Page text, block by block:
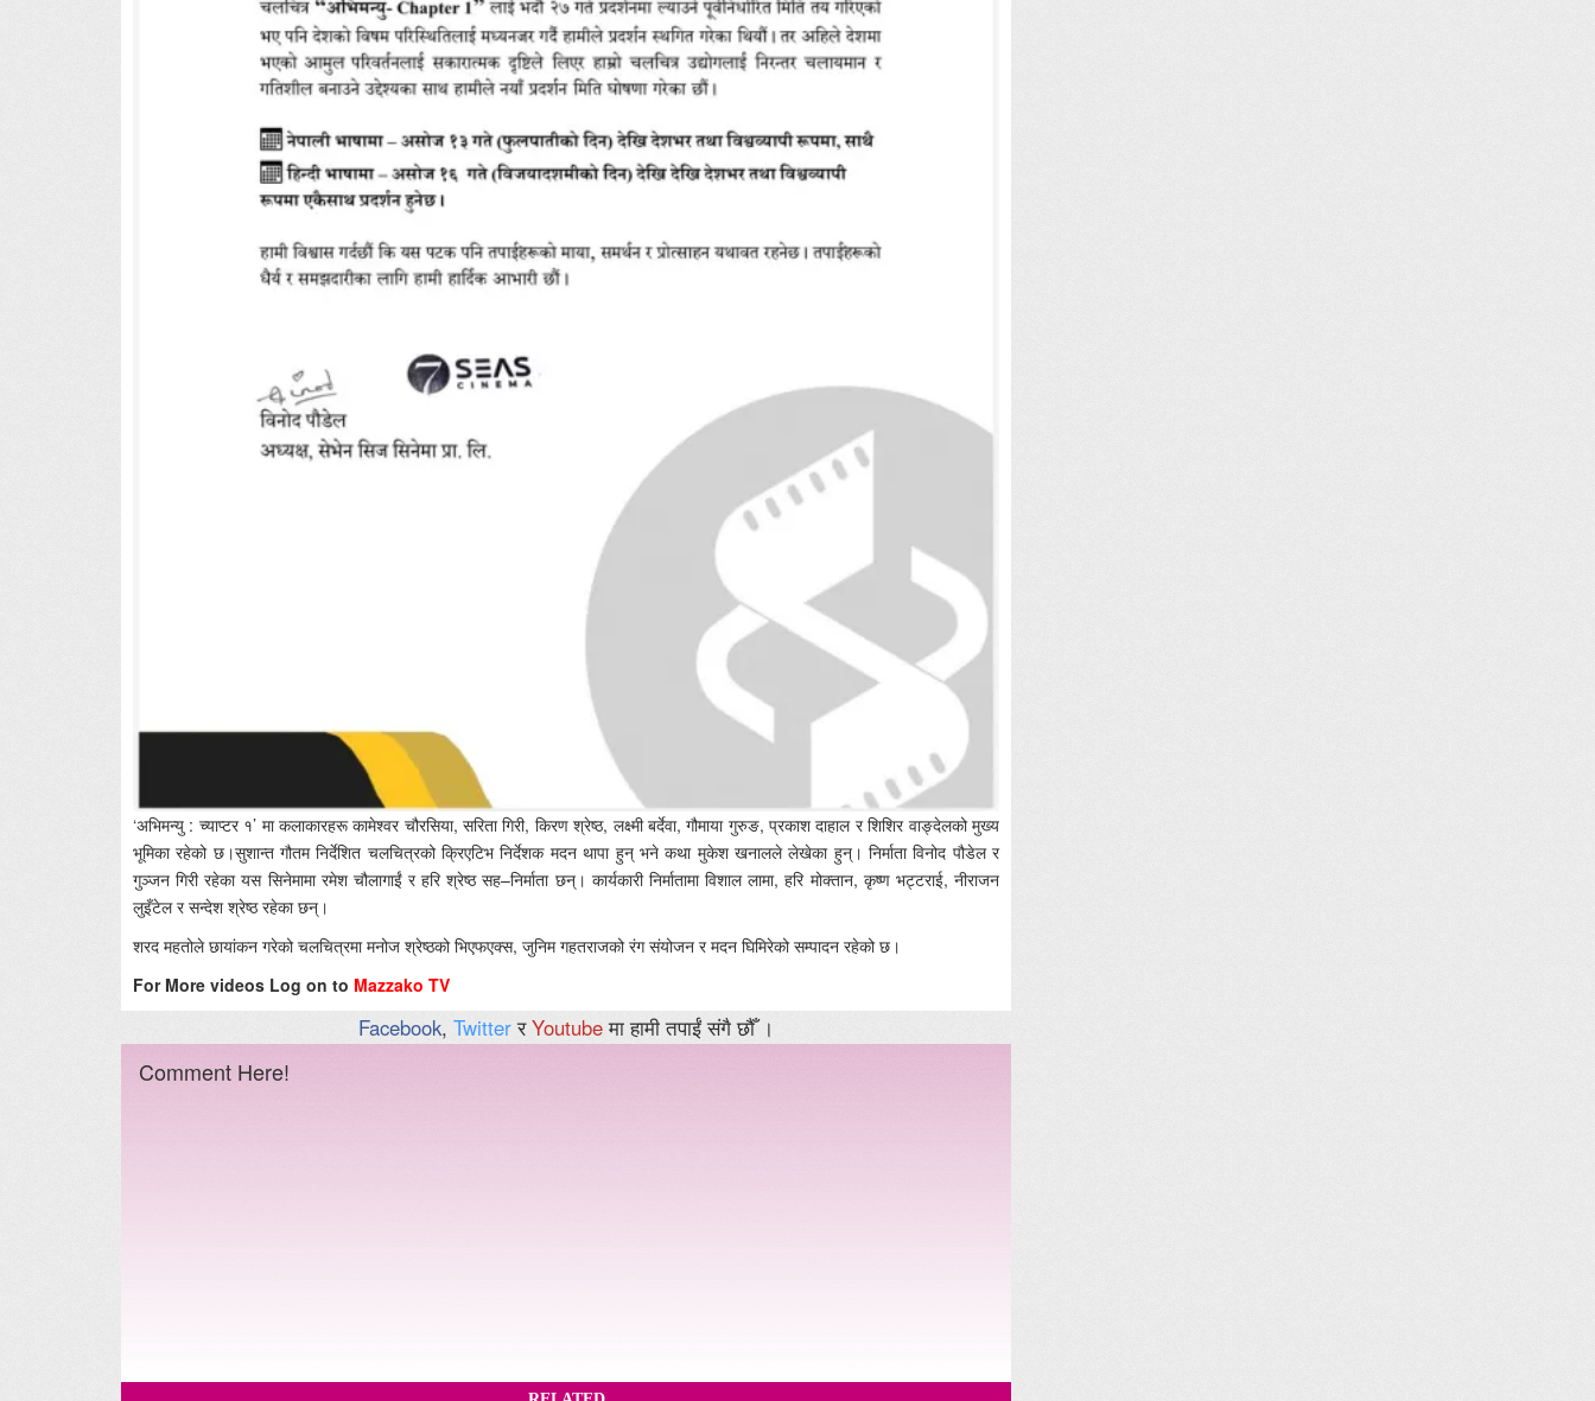
‘अभिमन्यु : च्याप्टर १’ मा कलाकारहरू कामेश्वर चौरसिया, सरिता गिरी, किरण श्रेष्ठ, लक्ष्मी बर्देवा, गौमाया गुरुङ, प्रकाश दाहाल र शिशिर वाङ्देलको मुख्य
भूमिका रहेको छ।सुशान्त गौतम निर्देशित चलचित्रको क्रिएटिभ निर्देशक मदन थापा हुन् भने कथा मुकेश खनालले लेखेका हुन्। निर्माता विनोद पौडेल र
गुञ्जन गिरी रहेका यस सिनेमामा रमेश चौलागाईं र हरि श्रेष्ठ सह–निर्माता छन्। कार्यकारी निर्मातामा विशाल लामा, हरि मोक्तान, कृष्ण भट्टराई, नीराजन
लुइँटेल र सन्देश श्रेष्ठ रहेका छन्।
शरद महतोले छायांकन गरेको चलचित्रमा मनोज श्रेष्ठको भिएफएक्स, जुनिम गहतराजको रंग संयोजन र मदन घिमिरेको सम्पादन रहेको छ।
For More videos Log on to Mazzako TV
Facebook, TwitterरYoutubeमा हामी तपाईं संगै छौँ ।
Comment Here!